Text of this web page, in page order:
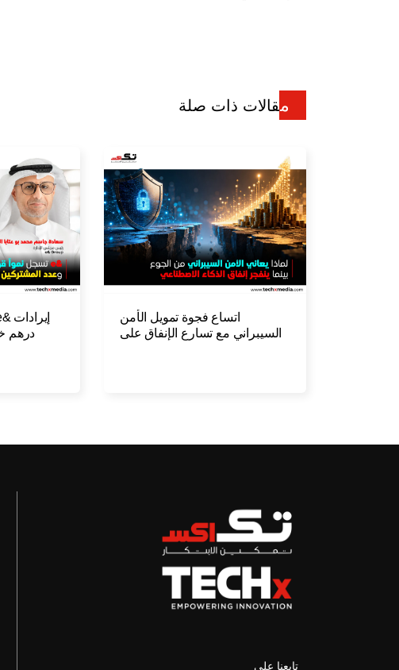
مقالات ذات صلة
اتساع فجوة تمويل الأمن
السيبراني مع تسارع الإنفاق على
درهم
تابعنا على